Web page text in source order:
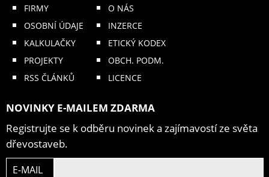
FIRMY
OSOBNÍ ÚDAJE
KALKULAČKY
PROJEKTY
RSS ČLÁNKŮ
O NÁS
INZERCE
ETICKÝ KODEX
OBCH. PODM.
LICENCE
NOVINKY E-MAILEM ZDARMA
Registrujte se k odběru novinek a zajímavostí ze světa
dřevostaveb.
E-MAIL